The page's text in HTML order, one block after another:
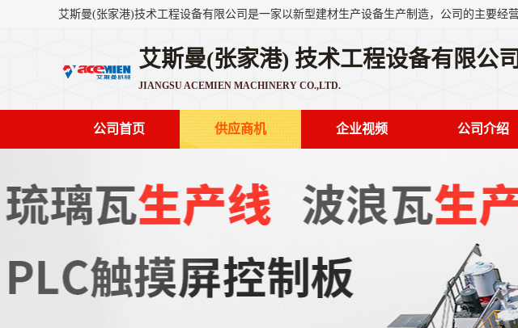
艾斯曼(张家港) 技术工程设备有限公司
JIANGSU ACEMIEN MACHINERY CO.,LTD.
公司首页 供应商机 企业视频 公司介绍